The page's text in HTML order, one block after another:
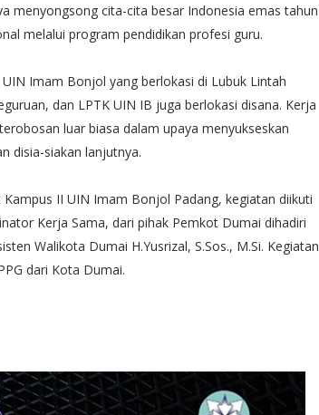
menyongsong cita-cita besar Indonesia emas tahun
melalui program pendidikan profesi guru.
Imam Bonjol yang berlokasi di Lubuk Lintah
dan LPTK UIN IB juga berlokasi disana. Kerja
luar biasa dalam upaya menyukseskan
disia-siakan lanjutnya.
II UIN Imam Bonjol Padang, kegiatan diikuti
Kerja Sama, dari pihak Pemkot Dumai dihadiri
Walikota Dumai H.Yusrizal, S.Sos., M.Si. Kegiatan
dari Kota Dumai.